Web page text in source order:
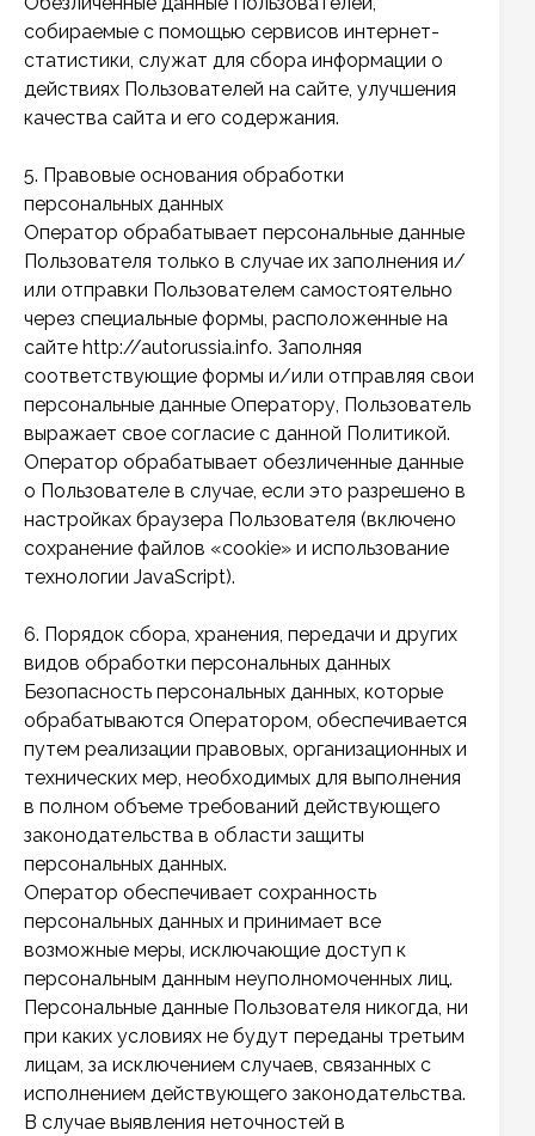
собираемые с помощью сервисов интернет-
статистики, служат для сбора информации о
действиях Пользователей на сайте, улучшения
качества сайта и его содержания.
5. Правовые основания обработки
персональных данных
Оператор обрабатывает персональные данные
Пользователя только в случае их заполнения и/
или отправки Пользователем самостоятельно
через специальные формы, расположенные на
сайте http://autorussia.info. Заполняя
соответствующие формы и/или отправляя свои
персональные данные Оператору, Пользователь
выражает свое согласие с данной Политикой.
Оператор обрабатывает обезличенные данные
о Пользователе в случае, если это разрешено в
настройках браузера Пользователя (включено
сохранение файлов «cookie» и использование
технологии JavaScript).
6. Порядок сбора, хранения, передачи и других
видов обработки персональных данных
Безопасность персональных данных, которые
обрабатываются Оператором, обеспечивается
путем реализации правовых, организационных и
технических мер, необходимых для выполнения
в полном объеме требований действующего
законодательства в области защиты
персональных данных.
Оператор обеспечивает сохранность
персональных данных и принимает все
возможные меры, исключающие доступ к
персональным данным неуполномоченных лиц.
Персональные данные Пользователя никогда, ни
при каких условиях не будут переданы третьим
лицам, за исключением случаев, связанных с
исполнением действующего законодательства.
В случае выявления неточностей в